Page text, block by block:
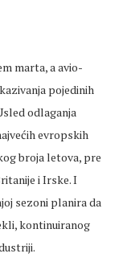
marta, a avio-
pojedinih
odlaganja
evropskih
broja letova, pre
i Irske. I
sezoni planira da
kontinuiranog